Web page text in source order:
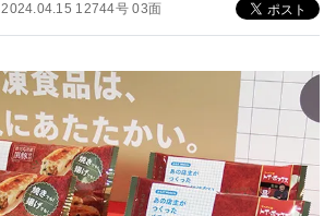
2024.04.15 12744号 03面